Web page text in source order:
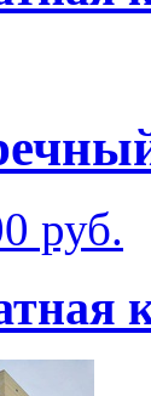
руб.